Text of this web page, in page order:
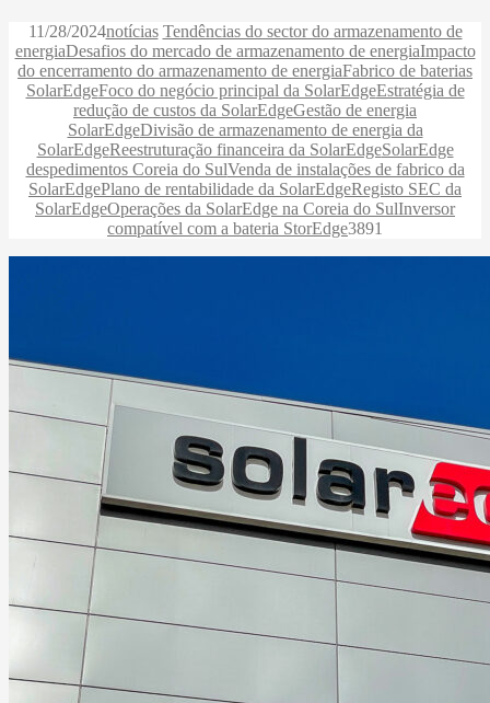
11/28/2024notícias Tendências do sector do armazenamento de
energiaDesafios do mercado de armazenamento de energiaImpacto
do encerramento do armazenamento de energiaFabrico de baterias
SolarEdgeFoco do negócio principal da SolarEdgeEstratégia de
redução de custos da SolarEdgeGestão de energia
SolarEdgeDivisão de armazenamento de energia da
SolarEdgeReestruturação financeira da SolarEdgeSolarEdge
despedimentos Coreia do SulVenda de instalações de fabrico da
SolarEdgePlano de rentabilidade da SolarEdgeRegisto SEC da
SolarEdgeOperações da SolarEdge na Coreia do SulInversor
compatível com a bateria StorEdge3891